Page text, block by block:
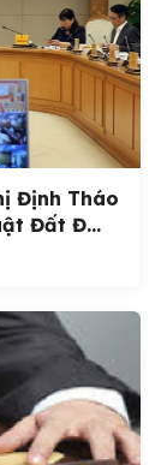
Định Tháo
Đất Đ...